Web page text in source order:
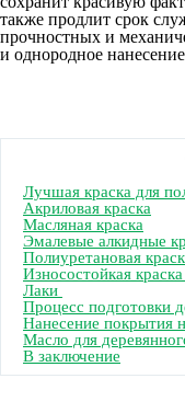
также продлит срок
прочностных и
и однородное
Лучшая краска для
Акриловая краска
Масляная краска
Эмалевые алкидные
Полиуретановая
Износостойкая
Лаки
Процесс подготовки
Нанесение покрытия
Масло для
В заключение